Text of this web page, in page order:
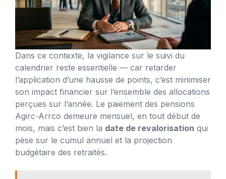
Dans ce contexte, la vigilance sur le suivi du
calendrier reste essentielle — car retarder
l’application d’une hausse de points, c’est minimiser
son impact financier sur l’ensemble des allocations
perçues sur l’année. Le paiement des pensions
Agirc-Arrco demeure mensuel, en tout début de
mois, mais c’est bien la date de revalorisation qui
pèse sur le cumul annuel et la projection
budgétaire des retraités.